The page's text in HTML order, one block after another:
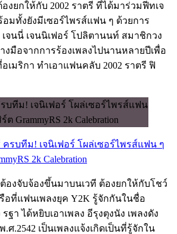
งยกให้กับ 2002 ราตรี ที่ได้มาร่วมฟีทเจ
อมทั้งยังมีเซอร์ไพรส์แฟน ๆ ด้วยการ
จนนี่ เจนนิเฟอร์ โปลิตานนท์ สมาชิกวง
งมือจากการร้องเพลงไปนานหลายปีเพื่อ
เมริกา ทำเอาแฟนคลับ 2002 ราตรี ฟิ
ครบทีม! เจนิเฟอร์ โผล่เซอร์ไพรส์แฟน ๆ
2k Calebration
องจับจ้องขึ้นมาบนเวที ต้องยกให้กับโชว์
อที่แฟนเพลงยุค Y2K รู้จักกันในชื่อ
า ได้หยิบเอาเพลง อีรุงตุงนัง เพลงดัง
ศ.2542 เป็นเพลงแจ้งเกิดเป็นที่รู้จักใน